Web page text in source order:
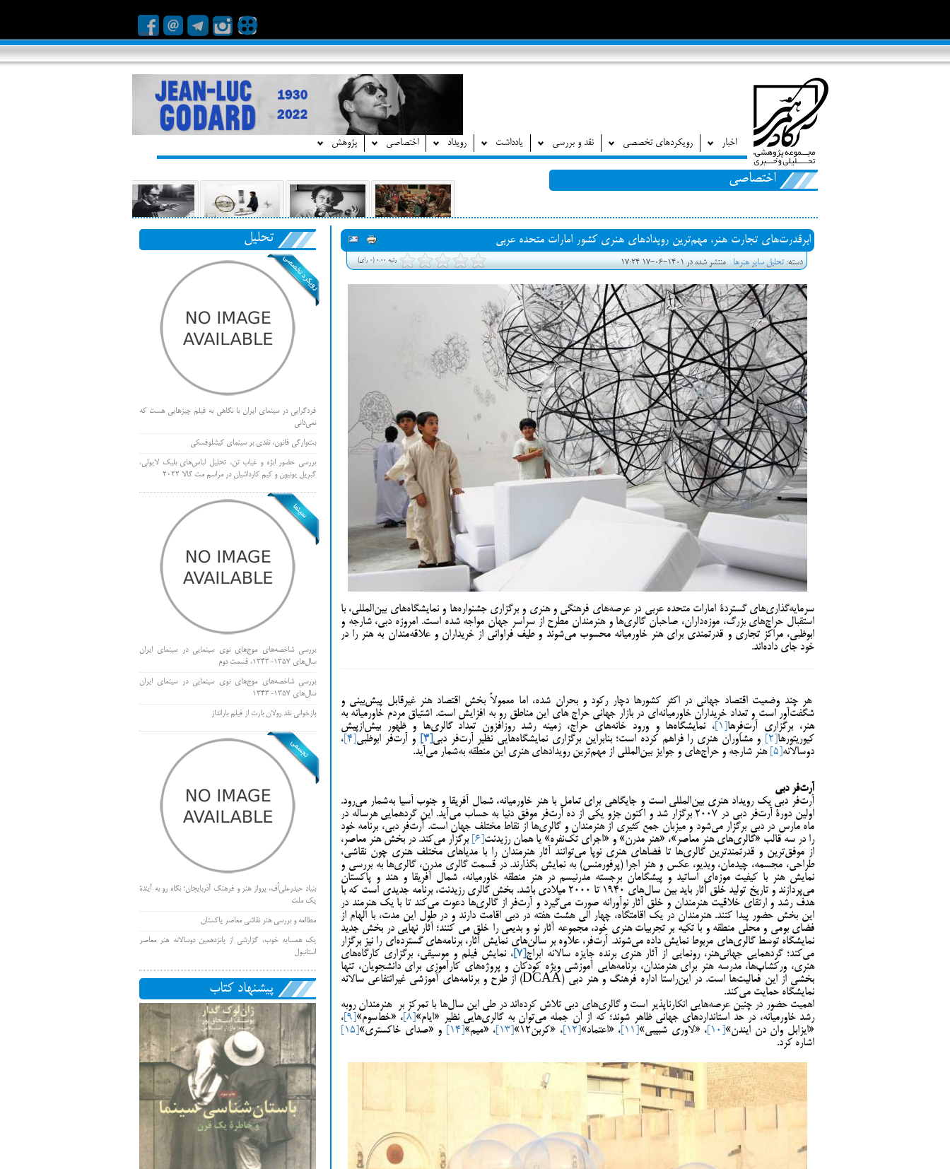
اخبار رویکردهای تخصصی نقد و بررسی یادداشت رویداد اختصاصی پژوهش
اختصاصی
ابرقدرت‌های تجارت هنر، مهم‌ترین رویدادهای هنری کشور امارات متحده عربی
رتبه 0.00 (0 رای) دسته:تحلیل سایر هنرها منتشر شده در 1401-06-17 17:24
سرمایه‌گذاری‌های گستردۀ امارات متحده عربی در عرصه‌های فرهنگی و هنری و برگزاری جشنواره‌ها و نمایشگاه‌های بین‌المللی، با
استقبال حراج‌های بزرگ، موزه‌داران، صاحبان گالری‌ها و هنرمندان مطرح از سراسر جهان مواجه شده است. امروزه دبی، شارجه و
ابوظبی، مراکز تجاری و قدرتمندی برای هنر خاورمیانه محسوب می‌شوند و طیف فراوانی از خریداران و علاقه‌مندان به هنر را در
خود جای داده‌اند.
هر چند وضعیت اقتصاد جهانی در اکثر کشورها دچار رکود و بحران شده، اما معمولاً بخش اقتصاد هنر غیرقابل پیش‌بینی و
شگفت‌آور است و تعداد خریداران خاورمیانه‌ای در بازار جهانی حراج های این مناطق رو به افزایش است. اشتیاق مردم خاورمیانه به
هنر، برگزاری آرت‌فِرها
، نمایشگاه‌ها و ورود خانه‌های حراج، زمینه رشد روزافزون تعداد گالری‌ها و ظهور بیش‌ازپیش
کیوریتورها
و مشاوران هنری را فراهم کرده است؛ بنابراین برگزاری نمایشگاه‌هایی نظیر آرت‌فر دبی[3] و آرت‌فر ابوظبی
،
دوسالانه
هنر شارجه و حراج‌های و جوایز بین‌المللی از مهم‌ترین رویدادهای هنری این منطقه به‌شمار می‌آید.
آرت‌فر دبی
آرت‌فر دبی یک رویداد هنری بین‌المللی است و جایگاهی‌ برای تعامل با هنر خاورمیانه، شمال آفریقا و جنوب آسیا به‌شمار می‌رود.
اولین دورۀ آرت‌فر دبی در 2007 برگزار شد و اکنون جزو یکی از ده آرت‌فر موفق دنیا به حساب می‌آید. این گردهمایی هرساله در
ماه مارس در دبی برگزار می‌شود و میزبان جمع کثیری از هنرمندان و گالری‌ها از نقاط مختلف جهان است. آرت‌فر دبی، برنامه خود
را در سه قالب «گالری‌های هنر معاصر»، «هنر مدرن» و «اجرای تک‌نفره» یا همان رزیدنت
برگزار می‌کند. در بخش هنر معاصر،
از موفق‌ترین و قدرتمندترین گالری‌ها تا فضاهای هنری نوپا می‌توانند آثار هنرمندان را با مدیاهای مختلف هنری چون نقاشی،
طراحی، مجسمه، چیدمان، ویدیو، عکس و هنر اجرا (پرفورمنس) به نمایش بگذارند. در قسمت گالری مدرن، گالری‌ها به بررسی و
نمایش هنر با کیفیت موزه‌ای اساتید و پیشگامان برجسته مدرنیسم در هنر منطقه خاورمیانه، شمال آفریقا و هند و پاکستان
می‌پردازند و تاریخ تولید خلق آثار باید بین سال‌های 1940 تا 2000 میلادی باشد. بخش گالری رزیدنت، برنامه‌ جدیدی است که با
هدف رشد و ارتقای خلاقیت هنرمندان و خلق آثار نوآورانه صورت می‌گیرد و آرت‌فر از گالری‌ها دعوت می‌کند تا با یک هنرمند در
این بخش حضور پیدا کنند. هنرمندان در یک اقامتگاه، چهار الی هشت هفته در دبی اقامت دارند و در طول این مدت، با الهام از
فضای بومی و محلی منطقه و با تکیه بر تجربیات هنری خود، مجموعه آثار نو و بدیعی را خلق می کنند؛ آثار نهایی در بخش جدید
نمایشگاه توسط گالری‌های مربوط نمایش داده می‌شوند. آرت‌فر، علاوه بر سالن‌های نمایش آثار، برنامه‌های گسترده‌ای را نیز برگزار
می‌کند؛ گردهمایی جهانی‌هنر، رونمایی از آثار هنری برنده جایزه سالانه ابراج[7]
، نمایش فیلم و موسیقی، برگزاری کارگاه‌های
هنری، ورکشاپ‌ها، مدرسه هنر برای‌ هنرمندان، برنامه‌هایی آموزشی ویژه کودکان و پروژه‌های کارآموزی برای دانشجویان، تنها
بخشی از این فعالیت‌ها است. در این‌راستا اداره فرهنگ و هنر دبی (DCAA) از طرح و برنامه‌های آموزشی غیرانتفاعی سالانه
نمایشگاه حمایت می‌کند.
اهمیت حضور در چنین عرصه‌هایی انکارناپذیر است و گالری‌های دبی تلاش کرده‌اند در طی این سال‌ها با تمرکز بر هنرمندان رو‌به
رشد خاورمیانه، در حد استانداردهای جهانی ظاهر شوند؛ که از آن جمله می‌توان به گالری‌هایی نظیر «ایام»
، «خط‌سوم»
،
«ایزابل وان دن ایندن»
، «لاوری شبیبی» ، «اعتماد» ، «کربن‌12» ، «میم» [14] و «صدای خاکستری»
اشاره کرد.
تحلیل
فردگرایی در سینمای ایران با نگاهی به فیلم چیزهایی هست که
نمی‌دانی
بت‌وارگی قانون، نقدی بر سینمای کیشلوفسکی
بررسی حضور ابژه و غیاب تن، تحلیل لباس‌های بلیک لایولی،
گبریل یونیون و کیم کارداشیان در مراسم مت گالا ۲۰۲۲
بررسی شاخصه‌های موج‌های نوی سینمایی در سینمای ایران
سال‌های 1357-1343، قسمت دوم
بررسی شاخصه‌های موج‌های نوی سینمایی در سینمای ایران
سال‌های 1357-1343
بازخوانی نقد رولان بارت از فیلم بارانداز
بنیاد حیدرعلی‌اُف، پرواز هنر و فرهنگ آذربایجان؛ نگاه رو به آیندۀ
یک ملت
مطالعه و بررسی هنر نقاشی معاصر پاکستان
یک همسایه خوب، گزارشی از پانزدهمین دوسالانه هنر معاصر
استانبول
پیشنهاد کتاب